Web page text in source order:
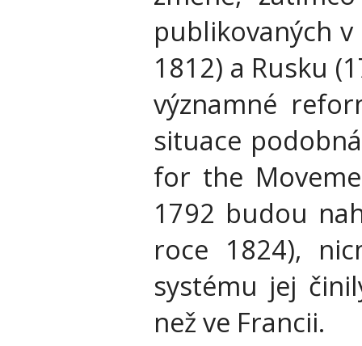
publikovaných
1812) a Rusku
významné
situace
for the
1792 budou
roce 1824),
systému jej
než ve Francii.